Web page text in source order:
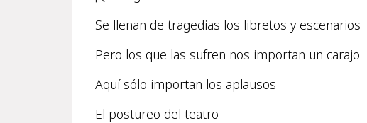
Se llenan de tragedias los libretos y escenarios
Pero los que las sufren nos importan un carajo
Aquí sólo importan los aplausos
El postureo del teatro